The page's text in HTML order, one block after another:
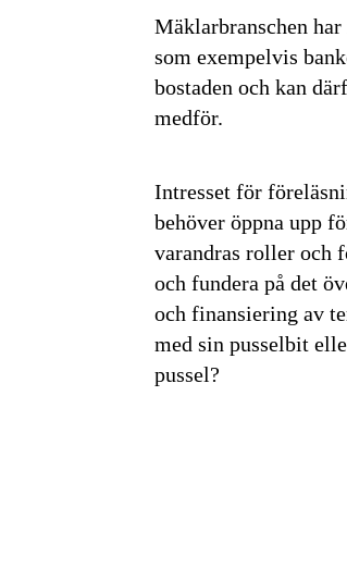
Mäklarbranschen
som exempelvis
bostaden och kan
medför.
Intresset för
behöver öppna upp
varandras roller och
och fundera på det
och finansiering av
med sin pusselbit
pussel?